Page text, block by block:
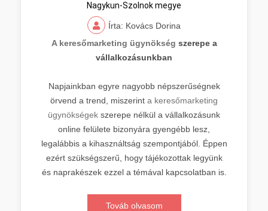
Nagykun-Szolnok megye
Írta: Kovács Dorina
A keresőmarketing ügynökség szerepe a
vállalkozásunkban
Napjainkban egyre nagyobb népszerűségnek
örvend a trend, miszerint a keresőmarketing
ügynökségek szerepe nélkül a vállalkozásunk
online felülete bizonyára gyengébb lesz,
legalábbis a kihasználtság szempontjából. Éppen
ezért szükségszerű, hogy tájékozottak legyünk
és naprakészek ezzel a témával kapcsolatban is.
Továb olvasom